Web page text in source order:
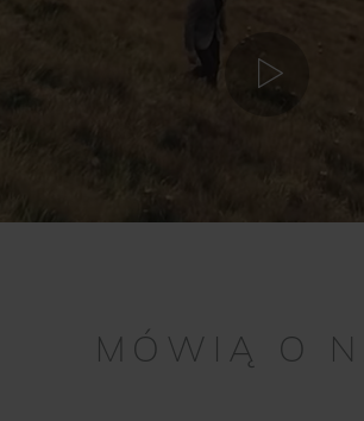
MÓWIĄ O